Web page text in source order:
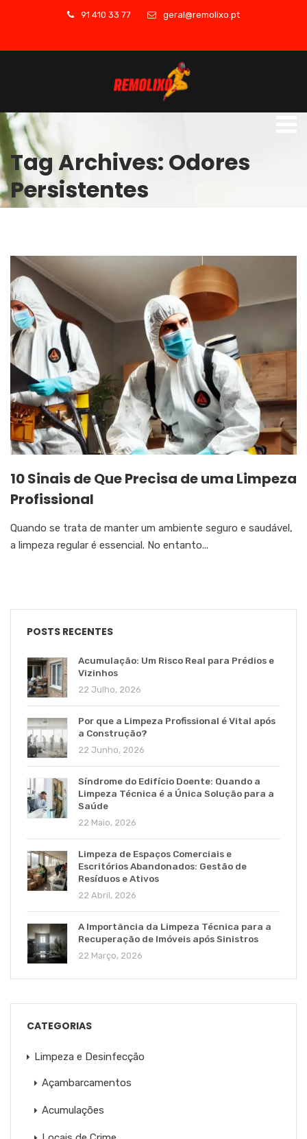
91 410 33 77 geral@remolixo.pt
Tag Archives: Odores
Persistentes
10 Sinais de Que Precisa de uma Limpeza
Profissional
Quando se trata de manter um ambiente seguro e saudável,
a limpeza regular é essencial. No entanto...
POSTS RECENTES
Acumulação: Um Risco Real para Prédios e
Vizinhos
22 Julho, 2026
Por que a Limpeza Profissional é Vital após
a Construção?
22 Junho, 2026
Síndrome do Edifício Doente: Quando a
Limpeza Técnica é a Única Solução para a
Saúde
22 Maio, 2026
Limpeza de Espaços Comerciais e
Escritórios Abandonados: Gestão de
Resíduos e Ativos
22 Abril, 2026
A Importância da Limpeza Técnica para a
Recuperação de Imóveis após Sinistros
22 Março, 2026
CATEGORIAS
Limpeza e Desinfecção
Açambarcamentos
Acumulações